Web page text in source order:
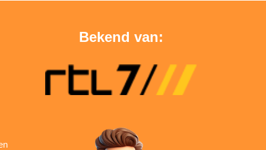
Bekend van: